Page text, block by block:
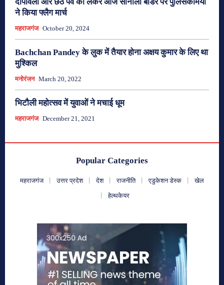
ने किया फ्लैग मार्च
महराजगंज October 20, 2024
Bachchan Pandey के लुक में तैयार होना अक्षय कुमार के लिए था
मुश्किल
मनोरंजन March 20, 2022
भिटौली महोत्सव में युवाओं ने मचाई धूम
महराजगंज December 21, 2021
Popular Categories
महराजगंज उत्तर प्रदेश देश राजनीति एडुकेशन डेस्क
खेल
हेल्थकेयर